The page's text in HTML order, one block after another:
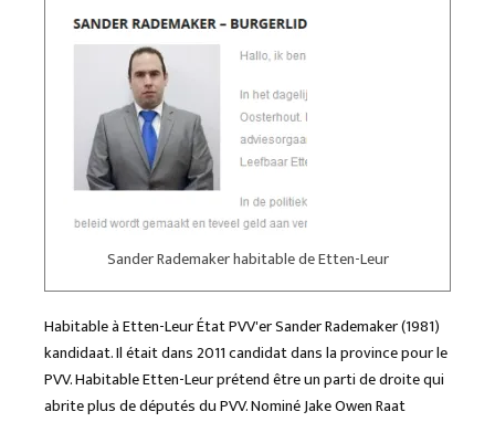
Sander Rademaker habitable de Etten-Leur
Habitable à Etten-Leur État PVV'er Sander Rademaker (1981)
kandidaat. Il était dans 2011 candidat dans la province pour le
PVV. Habitable Etten-Leur prétend être un parti de droite qui
abrite plus de députés du PVV. Nominé Jake Owen Raat